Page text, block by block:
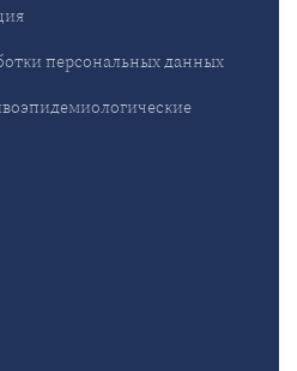
персональных данных